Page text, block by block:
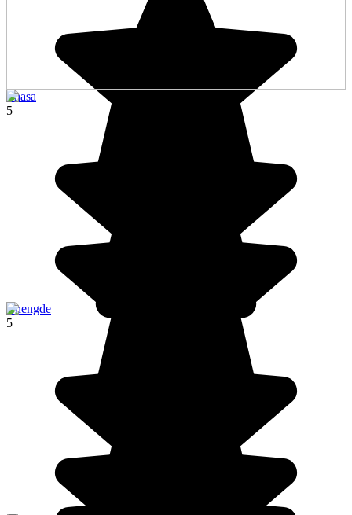
Lhasa
5
Chengde
5